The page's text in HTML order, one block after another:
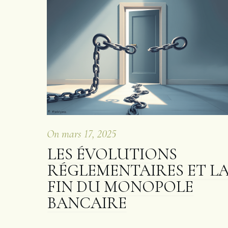
Onmars 17, 2025
LES ÉVOLUTIONS
RÉGLEMENTAIRES ET
FIN DU MONOPOLE
BANCAIRE